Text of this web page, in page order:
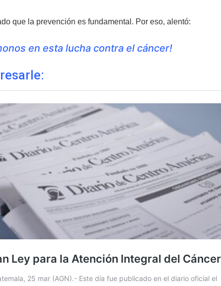
que la prevención es fundamental. Por eso, alentó:
en esta lucha contra el cáncer!